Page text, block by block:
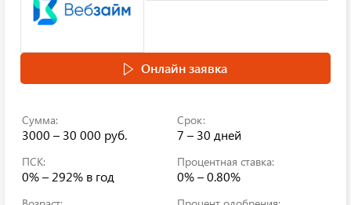
Онлайн заявка
Сумма:
3000 – 30 000 руб.
Срок:
7 – 30 дней
ПСК:
0% – 292% в год
Процентная ставка:
0% – 0.80%